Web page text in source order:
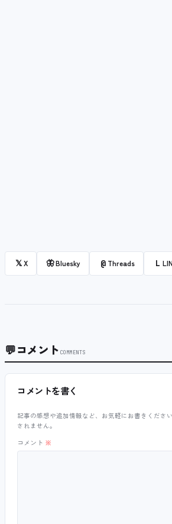
𝕏X 🦋Bluesky @ Threads L
💬コメント COMMENTS
コメントを書く
記事の感想や追加情報など、お気軽にお書きくださ
されません。
コメント ※